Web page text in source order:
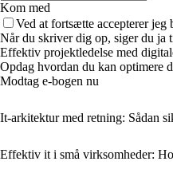
Kom med
Ved at fortsætte accepterer jeg
Når du skriver dig op, siger du ja
Effektiv projektledelse med
Opdag hvordan du kan optimere
Modtag e-bogen nu
It-arkitektur med retning: Sådan
Effektiv it i små virksomheder: